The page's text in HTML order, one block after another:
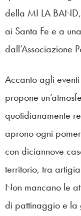
della MI LA
ai Santa Fe e a
dall’Associazione
Accanto agli
propone
quotidianamente
aprono ogni
con diciannove
territorio, tra
Non mancano le
di pattinaggio e la